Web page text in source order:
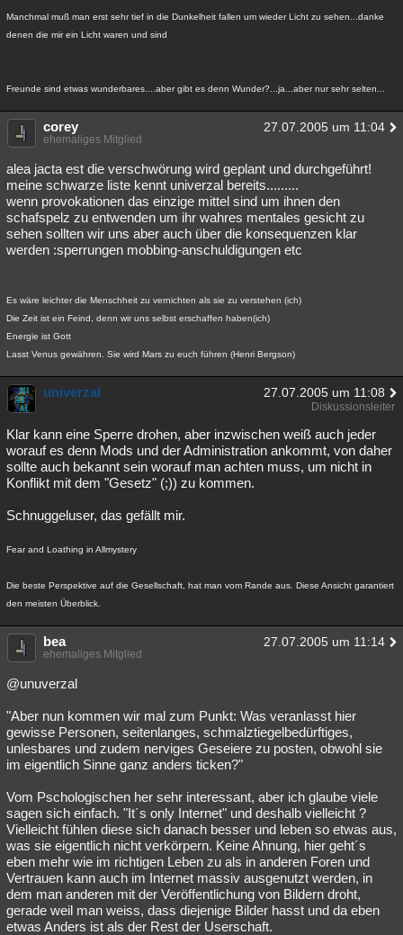
Manchmal muß man erst sehr tief in die Dunkelheit fallen um wieder Licht zu sehen...danke
denen die mir ein Licht waren und sind
Freunde sind etwas wunderbares....aber gibt es denn Wunder?...ja...aber nur sehr selten...
corey 27.07.2005 um 11:04
ehemaliges Mitglied
alea jacta est die verschwörung wird geplant und durchgeführt!
meine schwarze liste kennt univerzal bereits.........
wenn provokationen das einzige mittel sind um ihnen den
schafspelz zu entwenden um ihr wahres mentales gesicht zu
sehen sollten wir uns aber auch über die konsequenzen klar
werden :sperrungen mobbing-anschuldigungen etc
Es wäre leichter die Menschheit zu vernichten als sie zu verstehen (ich)
Die Zeit ist ein Feind, denn wir uns selbst erschaffen haben(ich)
Energie ist Gott
Lasst Venus gewähren. Sie wird Mars zu euch führen (Henri Bergson)
univerzal 27.07.2005 um 11:08
Diskussionsleiter
Klar kann eine Sperre drohen, aber inzwischen weiß auch jeder
worauf es denn Mods und der Administration ankommt, von daher
sollte auch bekannt sein worauf man achten muss, um nicht in
Konflikt mit dem "Gesetz" (;)) zu kommen.
Schnuggeluser, das gefällt mir.
Fear and Loathing in Allmystery
Die beste Perspektive auf die Gesellschaft, hat man vom Rande aus. Diese Ansicht garantiert
den meisten Überblick.
bea 27.07.2005 um 11:14
ehemaliges Mitglied
@unuverzal
"Aber nun kommen wir mal zum Punkt: Was veranlasst hier
gewisse Personen, seitenlanges, schmalztiegelbedürftiges,
unlesbares und zudem nerviges Geseiere zu posten, obwohl sie
im eigentlich Sinne ganz anders ticken?"
Vom Pschologischen her sehr interessant, aber ich glaube viele
sagen sich einfach. "It´s only Internet" und deshalb vielleicht ?
Vielleicht fühlen diese sich danach besser und leben so etwas aus,
was sie eigentlich nicht verkörpern. Keine Ahnung, hier geht´s
eben mehr wie im richtigen Leben zu als in anderen Foren und
Vertrauen kann auch im Internet massiv ausgenutzt werden, in
dem man anderen mit der Veröffentlichung von Bildern droht,
gerade weil man weiss, dass diejenige Bilder hasst und da eben
etwas Anders ist als der Rest der Userschaft.